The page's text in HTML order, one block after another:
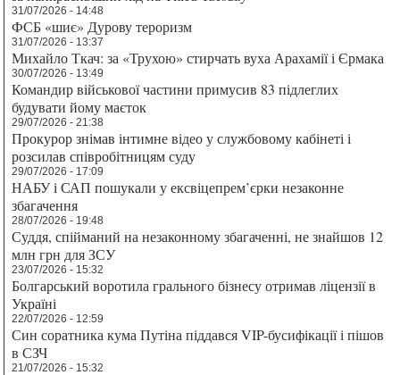
31/07/2026 - 14:48
ФСБ «шиє» Дурову тероризм
31/07/2026 - 13:37
Михайло Ткач: за «Трухою» стирчать вуха Арахамії і Єрмака
30/07/2026 - 13:49
Командир військової частини примусив 83 підлеглих
будувати йому маєток
29/07/2026 - 21:38
Прокурор знімав інтимне відео у службовому кабінеті і
розсилав співробітницям суду
29/07/2026 - 17:09
НАБУ і САП пошукали у ексвіцепрем’єрки незаконне
збагачення
28/07/2026 - 19:48
Суддя, спійманий на незаконному збагаченні, не знайшов 12
млн грн для ЗСУ
23/07/2026 - 15:32
Болгарський воротила грального бізнесу отримав ліцензії в
Україні
22/07/2026 - 12:59
Син соратника кума Путіна піддався VIP-бусифікації і пішов
в СЗЧ
21/07/2026 - 15:32